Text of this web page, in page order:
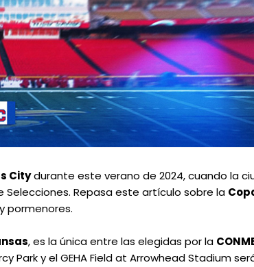
Citydurante este verano de 2024, cuando la
Repasa este artículo sobre la
pormenores.
, es la única entre las elegidas por la
Park y el GEHA Field at Arrowhead Stadium